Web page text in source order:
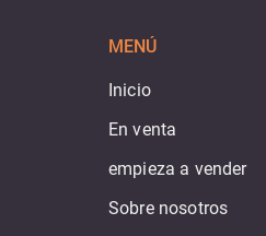
MENÚ
Inicio
En venta
empieza a vender
Sobre nosotros